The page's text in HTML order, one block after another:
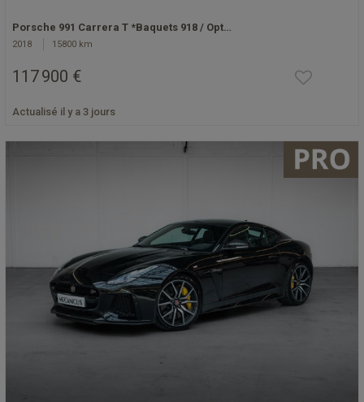
Porsche 991 Carrera T *Baquets 918 / Opt…
2018 15800 km
117 900 €
Actualisé il y a 3 jours